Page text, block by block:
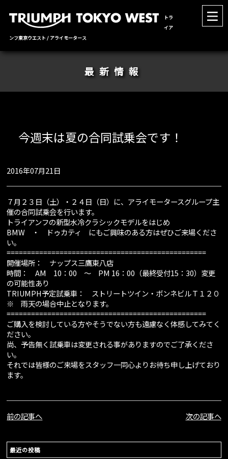
トラ
イア
ンフ東京ウエスト / アライモータース
最新情報
今週末は夏の合同試乗会です！
2016年07月21日
７月２３日（土）・２４日（日）に、アライモータースグループ主
催の合同試乗会を行います。
トライアンフの新型水冷クラシックモデルをはじめ
BMW ・ ドゥカティ にもご興味のある方はぜひご来場くださ
い。
=================================================
開催場所： ナップス三鷹東八店
時間： AM 10：00 ～ PM 16：00（最終受付15：30）変更
の可能性あり
TRIUMPH予定試乗車： ストリートツイン・ボンネビルＴ１２０
※ 雨天の場合中止となります。
=================================================
ご購入を検討している方やそうでない方も遠慮なく体感してみてく
ださい。
尚、予告無く試乗車は変更される事がありますのでご了承くださ
い。
それでは皆様のご来場をスタッフ一同心よりお待ち申し上げており
ます。
前の記事へ 次の記事へ
最近の投稿